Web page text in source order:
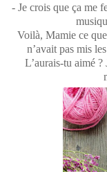
- Je crois que ça me
Voilà, Mamie ce
n’avait pas mis
L’aurais-tu aimé ?